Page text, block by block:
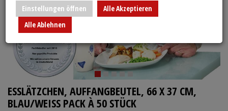
Überschuhe
Esslätzchen
Hauben
Schürzen
Ärmelschoner
Medikation
Urinflaschen &
Mundpflege &
Unterlagen und
EKG-Elektroden &
Fieberthermometer
ESSLÄTZCHEN, AUFFANGBEUTEL, 66 X 37 CM,
BLAU/WEISS PACK À 50 STÜCK
Einstellungen öffnen
Alle Akzeptieren
Alle Ablehnen